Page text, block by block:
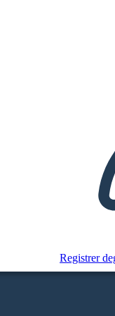
Registrer